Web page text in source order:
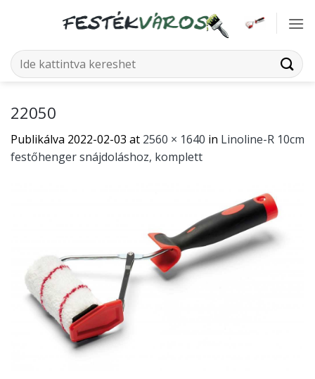
Keresés
a
22050
Publikálva 2022-02-03 at 2560 × 1640 in Linoline-R 10cm
festőhenger snájdoláshoz, komplett